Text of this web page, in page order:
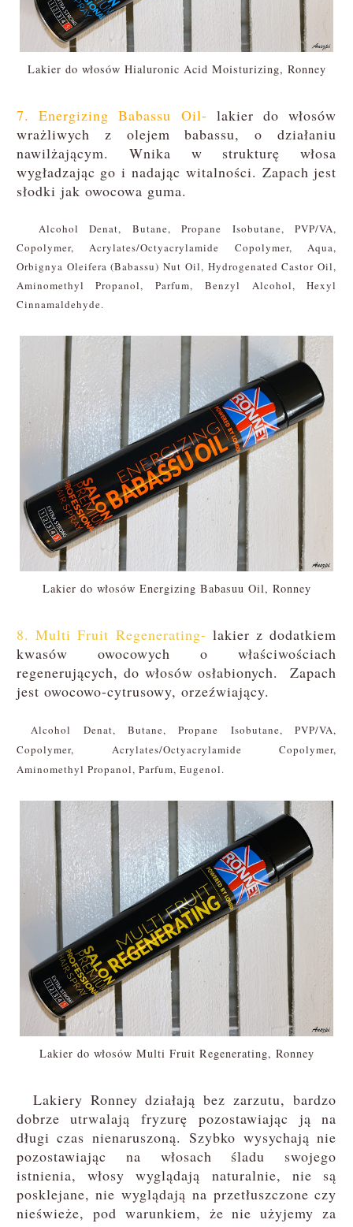
Lakier do włosów Hialuronic Acid Moisturizing, Ronney
7. Energizing Babassu Oil- lakier do włosów
wrażliwych z olejem babassu, o działaniu
nawilżającym. Wnika w strukturę włosa
wygładzając go i nadając witalności. Zapach jest
słodki jak owocowa guma.
Alcohol Denat, Butane, Propane Isobutane, PVP/VA,
Copolymer, Acrylates/Octyacrylamide Copolymer, Aqua,
Orbignya Oleifera (Babassu) Nut Oil, Hydrogenated Castor Oil,
Aminomethyl Propanol, Parfum, Benzyl Alcohol, Hexyl
Cinnamaldehyde.
Lakier do włosów Energizing Babasuu Oil, Ronney
8. Multi Fruit Regenerating- lakier z dodatkiem
kwasów owocowych o właściwościach
regenerujących, do włosów osłabionych.
Zapach
jest owocowo-cytrusowy, orzeźwiający.
Alcohol Denat, Butane, Propane Isobutane, PVP/VA,
Copolymer, Acrylates/Octyacrylamide Copolymer,
Aminomethyl Propanol, Parfum, Eugenol.
Lakier do włosów Multi Fruit Regenerating, Ronney
Lakiery Ronney działają bez zarzutu, bardzo
dobrze utrwalają fryzurę pozostawiając ją na
długi czas nienaruszoną. Szybko wysychają nie
pozostawiając na włosach śladu swojego
istnienia, włosy wyglądają naturalnie, nie są
posklejane, nie wyglądają na przetłuszczone czy
nieświeże, pod warunkiem, że nie użyjemy za